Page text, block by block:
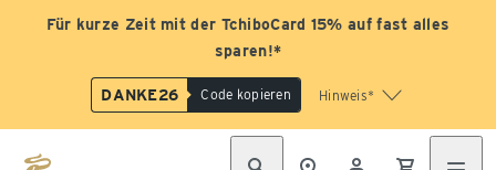
Für kurze Zeit mit der TchiboCard 15% auf fast alles
sparen!*
DANKE26 Code kopieren Hinweis*